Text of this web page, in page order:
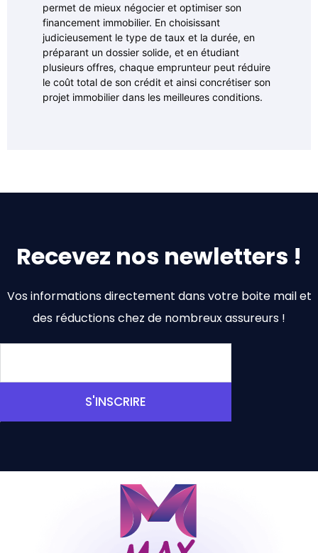
permet de mieux négocier et optimiser son
financement immobilier. En choisissant
judicieusement le type de taux et la durée, en
préparant un dossier solide, et en étudiant
plusieurs offres, chaque emprunteur peut réduire
le coût total de son crédit et ainsi concrétiser son
projet immobilier dans les meilleures conditions.
Recevez nos newletters !
Vos informations directement dans votre boite mail et
des réductions chez de nombreux assureurs !
S'INSCRIRE